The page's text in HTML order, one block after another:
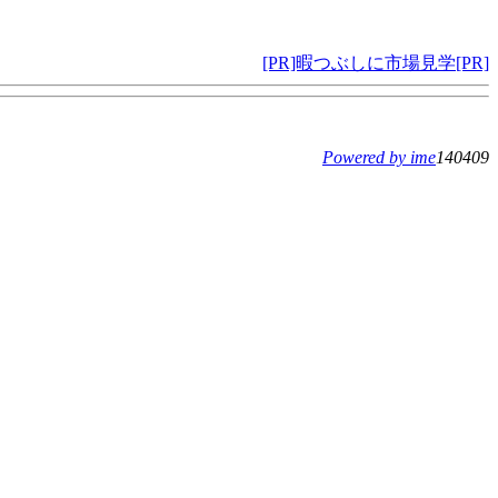
[PR]暇つぶしに市場見学[PR]
Powered by ime140409